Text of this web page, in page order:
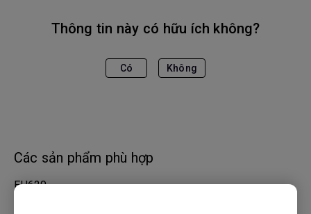
Thông tin này có hữu ích không?
Có Không
Các sản phẩm phù hợp
EH620